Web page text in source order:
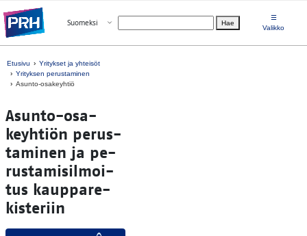
Valitse kieli
Suomeksi Avaa valikko Hae
☰
Valikko
Etusivu
Yritykset ja yhteisöt
Yrityksen perustaminen
Asunto-osakeyhtiö
Asun­to-osa­
keyh­tiön pe­rus­
ta­mi­nen ja pe­
rus­ta­mi­sil­moi­
tus kaup­pa­re­
kis­te­riin